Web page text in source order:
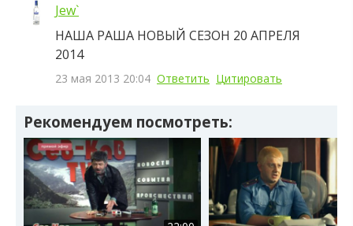
Jew`
НАША РАША НОВЫЙ СЕЗОН 20 АПРЕЛЯ
2014
23 мая 2013 20:04 Ответить Цитировать
Рекомендуем посмотреть: